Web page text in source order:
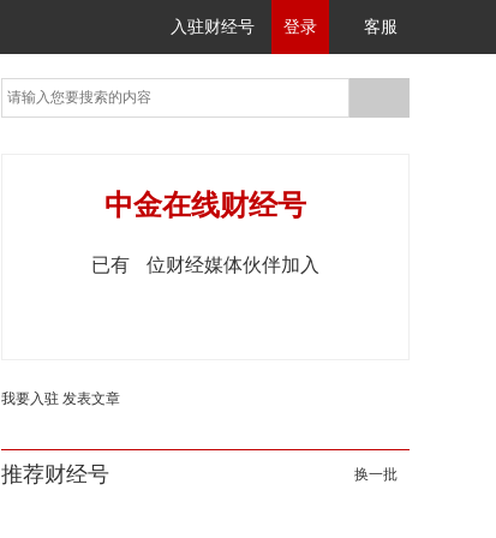
入驻财经号 登录 客服
中金在线财经号
已有 位财经媒体伙伴加入
我要入驻 发表文章
推荐财经号 换一批